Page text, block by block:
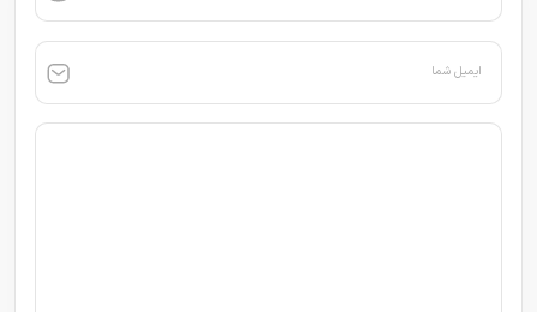
ایمیل شما